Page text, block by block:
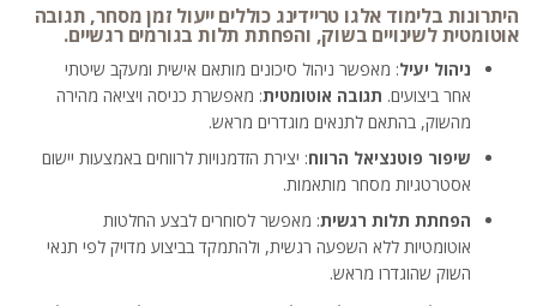
היתרונות בלימוד אלגו טריידינג כוללים ייעול זמן מסחר, תגובה
אוטומטית לשינויים בשוק, והפחתת תלות בגורמים רגשיים.
ניהול יעיל: מאפשר ניהול סיכונים מותאם אישית ומעקב שיטתי
אחר ביצועים. תגובה אוטומטית: מאפשרת כניסה ויציאה מהירה
מהשוק, בהתאם לתנאים מוגדרים מראש.
שיפור פוטנציאל הרווח: יצירת הזדמנויות לרווחים באמצעות יישום
אסטרטגיות מסחר מותאמות.
הפחתת תלות רגשית: מאפשר לסוחרים לבצע החלטות
אוטומטיות ללא השפעה רגשית, ולהתמקד בביצוע מדויק לפי תנאי
השוק שהוגדרו מראש.